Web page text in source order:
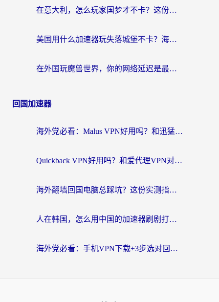
在意大利，怎么玩家国梦才不卡？这份终极加速指南请收好
美国用什么加速器玩失落城堡不卡？海外党亲测有效的国服游戏加速指南
在外国玩魔兽世界，你的网络延迟是最大的敌人
回国加速器
海外党必看：Malus VPN好用吗？和迅猛兔VPN对比哪个回国效果更好？附真实体验与避坑指南
Quickback VPN好用吗？和爱代理VPN对比哪个回国效果更好？
海外翻墙回国电脑总踩坑？这份实测指南帮你选对加速器（附ChickCNinitapMalus对比）
人在韩国，怎么用中国的加速器刷剧打游戏？这份真实体验指南给你答案
海外党必看：手机VPN下载+3步选对回国加速器，无缝刷国内资源不再愁